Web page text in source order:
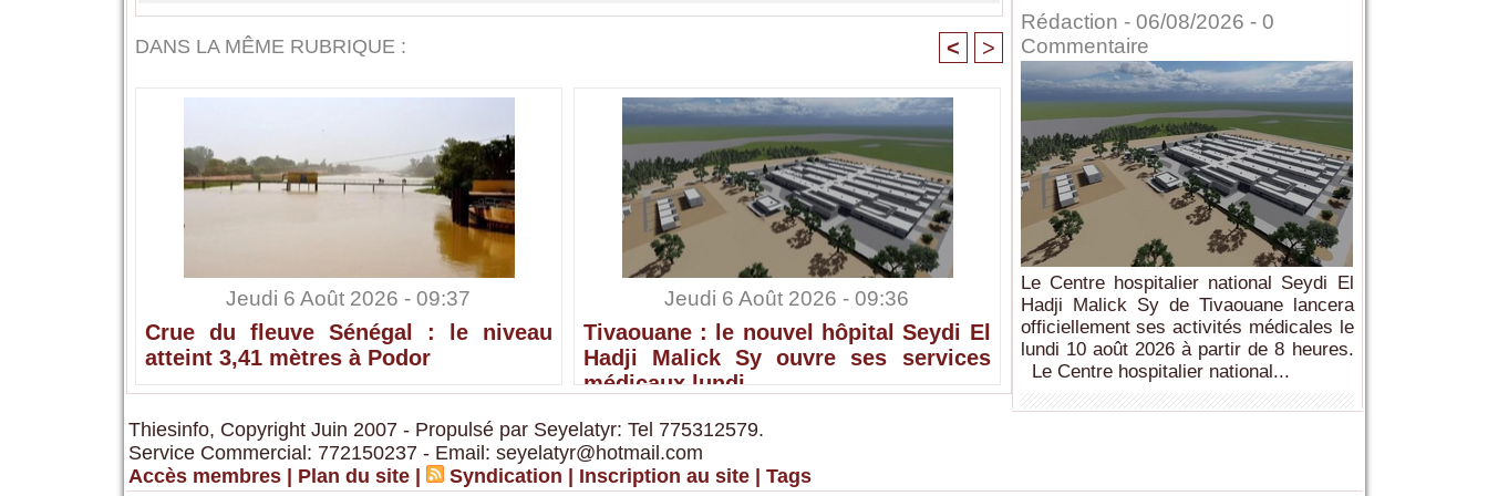
DANS LA MÊME RUBRIQUE : < >
Jeudi 6 Août 2026 - 09:37
Crue du fleuve Sénégal : le niveau
atteint 3,41 mètres à Podor
Jeudi 6 Août 2026 - 09:36
Tivaouane : le nouvel hôpital Seydi El
Hadji Malick Sy ouvre ses services
médicaux lundi
Rédaction - 06/08/2026 - 0
Commentaire
Le Centre hospitalier national Seydi El
Hadji Malick Sy de Tivaouane lancera
officiellement ses activités médicales le
lundi 10 août 2026 à partir de 8 heures.
Le Centre hospitalier national...
Thiesinfo, Copyright Juin 2007 - Propulsé par Seyelatyr: Tel 775312579.
Service Commercial: 772150237 - Email: seyelatyr@hotmail.com
Accès membres
Plan du site Syndication Inscription au site Tags